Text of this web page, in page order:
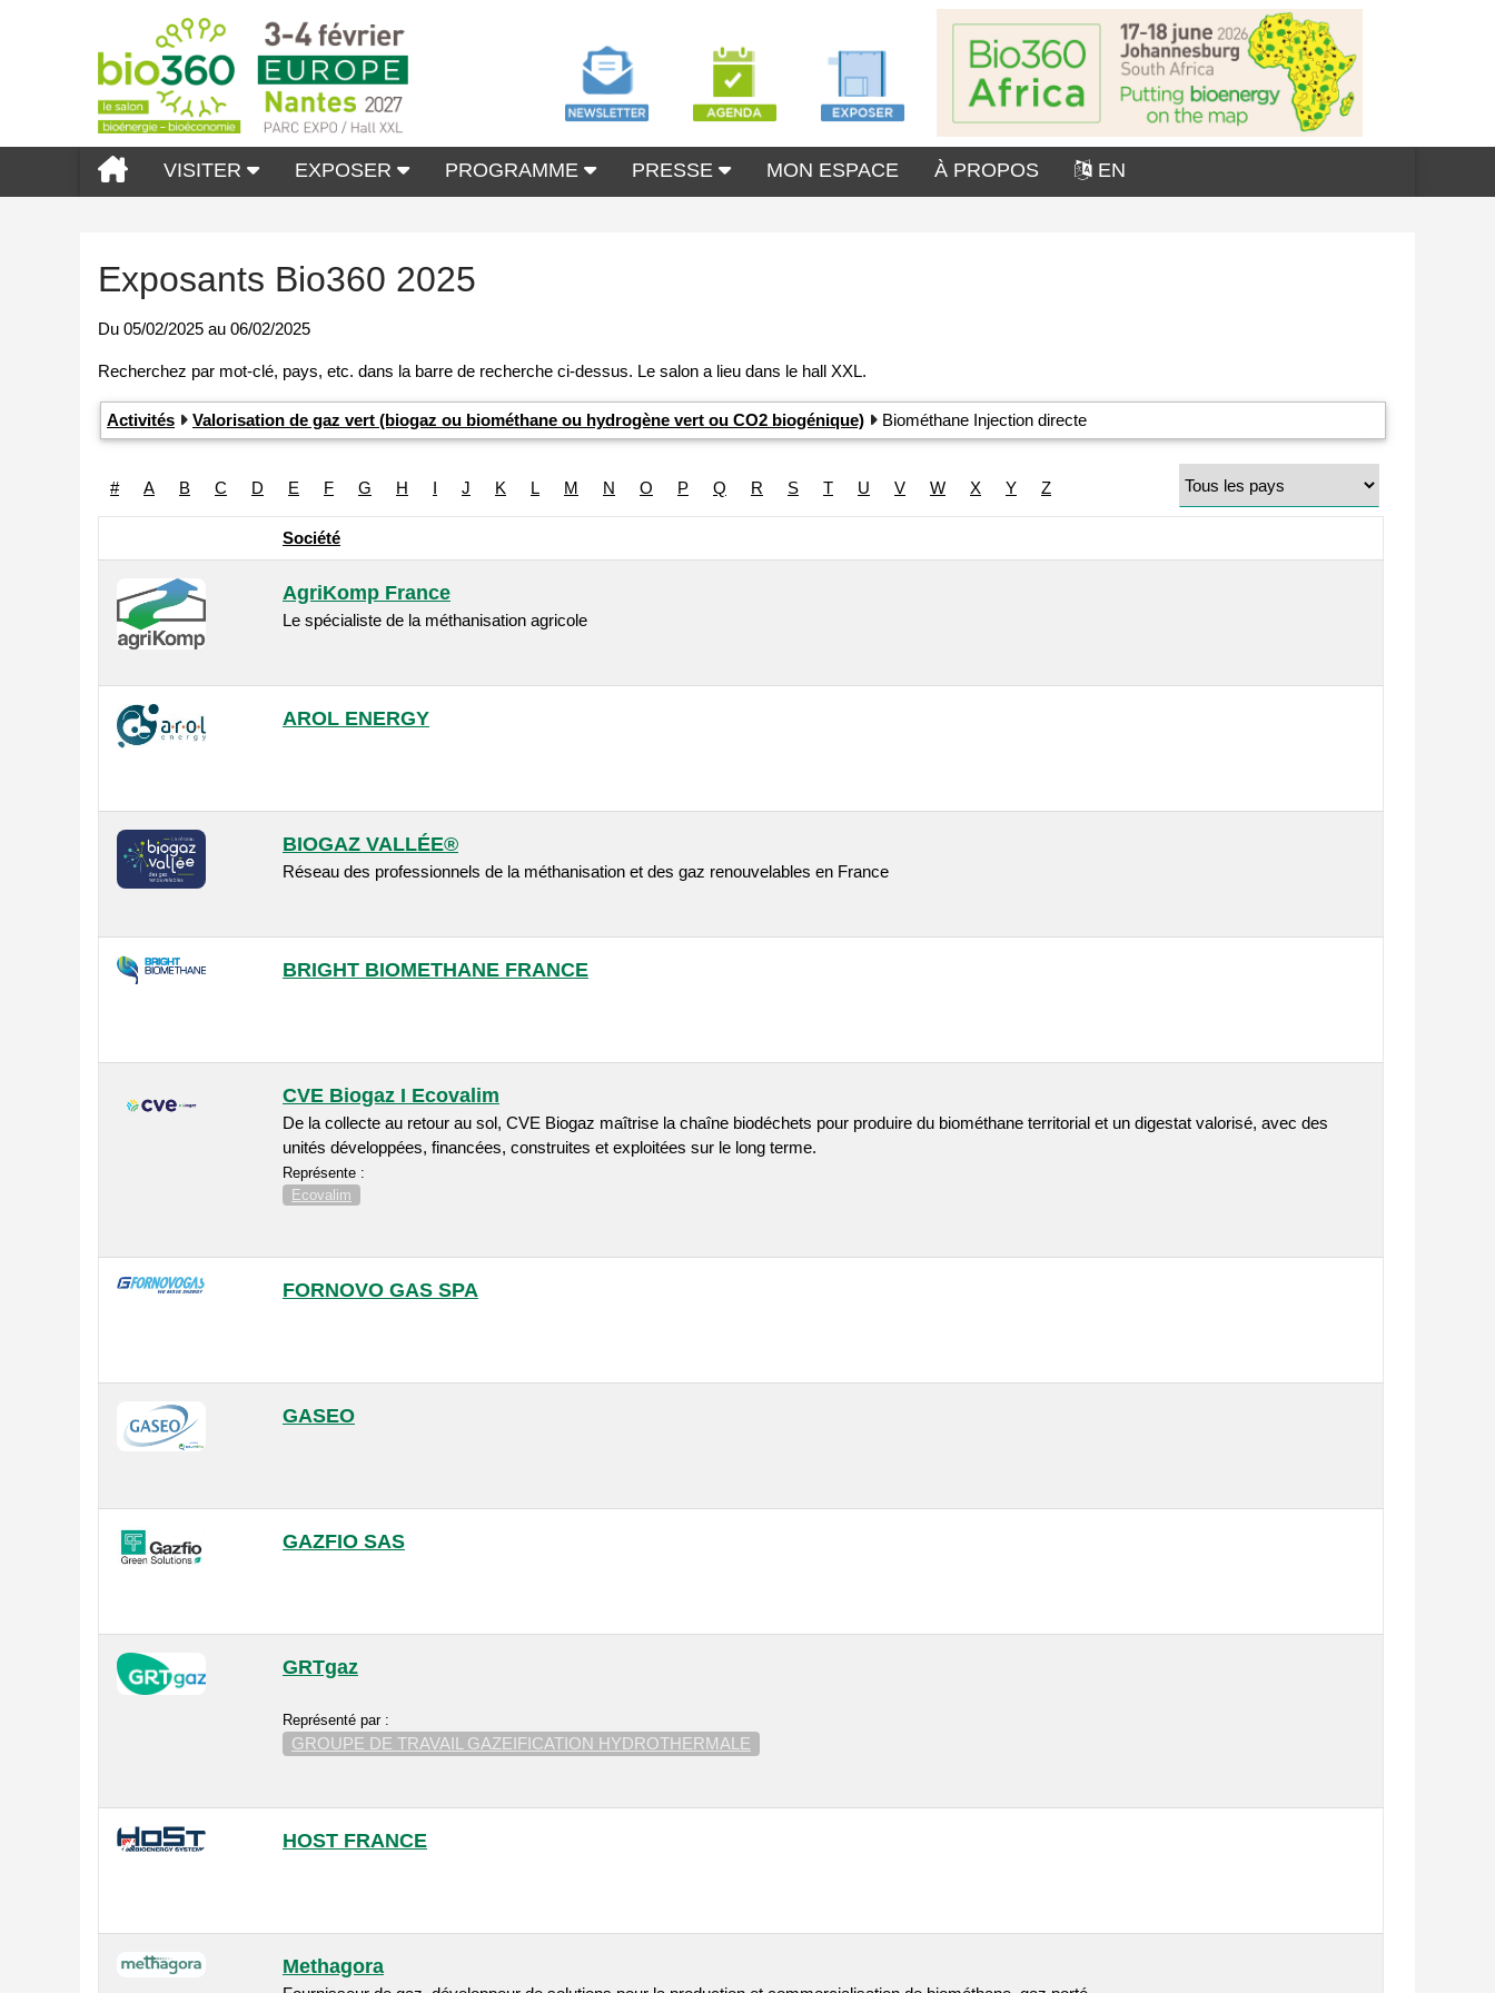
VISITER EXPOSER PROGRAMME PRESSE MON ESPACE À PROPOS EN
Exposants Bio360 2025
Du 05/02/2025 au 06/02/2025
Activités Valorisation de gaz vert (biogaz ou biométhane ou hydrogène vert ou CO2 biogénique) Biométhane Injection directe
# A B C D E F G H I J K L M N O P Q R S T U V W X Y Z
Société
AgriKomp France
Le spécialiste de la méthanisation agricole
AROL ENERGY
BIOGAZ VALLÉE®
Réseau des professionnels de la méthanisation et des gaz renouvelables en France
BRIGHT BIOMETHANE FRANCE
CVE Biogaz I Ecovalim
De la collecte au retour au sol, CVE Biogaz maîtrise la chaîne biodéchets pour produire du biométhane territorial et un digestat valorisé, avec des
unités développées, financées, construites et exploitées sur le long terme.
Représente :
Ecovalim
FORNOVO GAS SPA
GASEO
GAZFIO SAS
GRTgaz
Représenté par :
GROUPE DE TRAVAIL GAZEIFICATION HYDROTHERMALE
HOST FRANCE
Methagora